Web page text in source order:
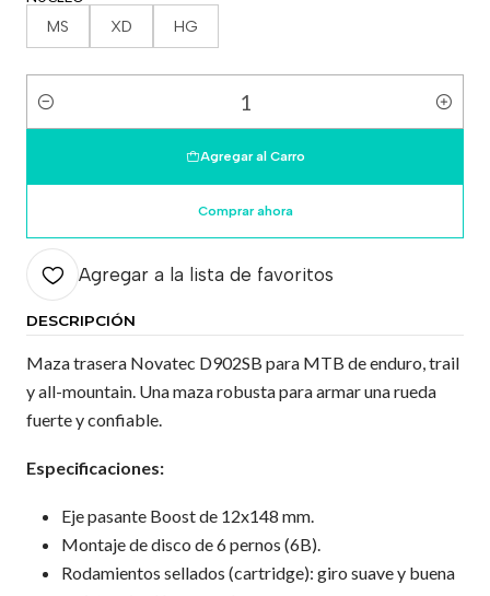
MS XD HG
Cantidad
Agregar al Carro
Comprar ahora
Agregar a la lista de favoritos
DESCRIPCIÓN
Maza trasera Novatec D902SB para MTB de enduro, trail
y all-mountain. Una maza robusta para armar una rueda
fuerte y confiable.
Especificaciones:
Eje pasante Boost de 12x148 mm.
Montaje de disco de 6 pernos (6B).
Rodamientos sellados (cartridge): giro suave y buena